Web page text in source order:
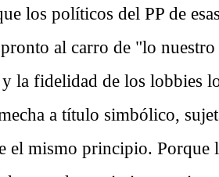
los políticos del PP de
al carro de "lo
la fidelidad de los lobbies
a título simbólico,
el mismo principio. Porque